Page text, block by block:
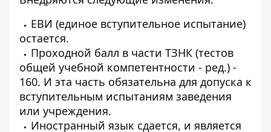
ЕВИ (единое вступительное испытание)
остается.
Проходной балл в части ТЗНК (тестов
общей учебной компетентности - ред.) -
160. И эта часть обязательна для допуска к
вступительным испытаниям заведения
или учреждения.
Иностранный язык сдается, и является